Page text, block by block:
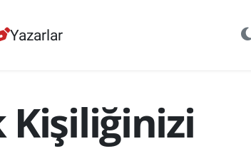
Yazarlar
Kişiliğinizi